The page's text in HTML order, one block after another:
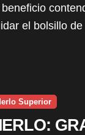
el bolsillo
Superior